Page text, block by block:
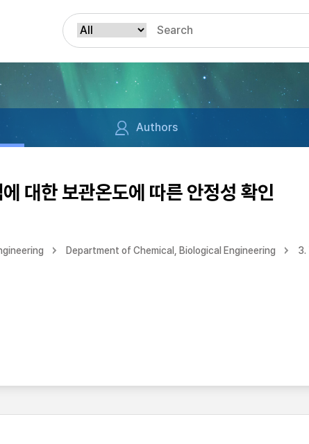
Authors
대한 보관온도에 따른 안정성 확인
Department of Chemical, Biological Engineering 3.